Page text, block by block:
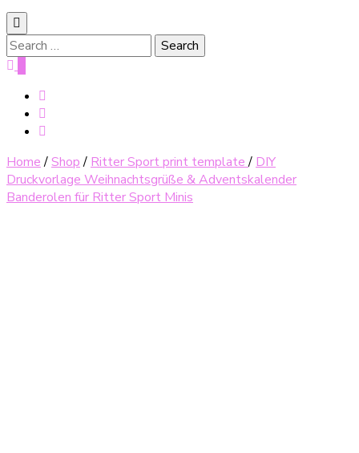
Search
for:
Home /Shop / Ritter Sport print template/ DIY
Druckvorlage Weihnachtsgrüße & Adventskalender
Banderolen für Ritter Sport Minis